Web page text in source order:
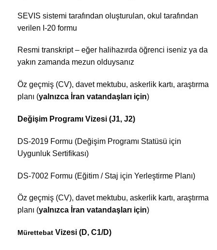
SEVIS sistemi tarafından oluşturulan, okul tarafından
verilen I-20 formu
Resmi transkript – eğer halihazırda öğrenci iseniz ya da
yakın zamanda mezun olduysanız
Öz geçmiş (CV), davet mektubu, askerlik kartı, araştırma
planı (yalnızca İran vatandaşları için)
Değişim Programı Vizesi (J1, J2)
DS-2019 Formu (Değişim Programı Statüsü için
Uygunluk Sertifikası)
DS-7002 Formu (Eğitim / Staj için Yerleştirme Planı)
Öz geçmiş (CV), davet mektubu, askerlik kartı, araştırma
planı (yalnızca İran vatandaşları için)
MürettebatVizesi (D, C1/D)